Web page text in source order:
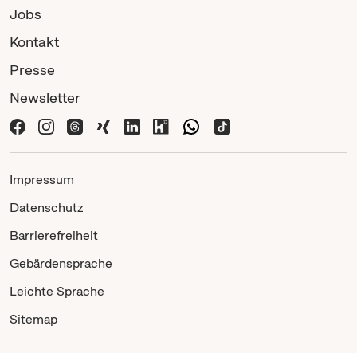
Jobs
Kontakt
Presse
Newsletter
Impressum
Datenschutz
Barrierefreiheit
Gebärdensprache
Leichte Sprache
Sitemap